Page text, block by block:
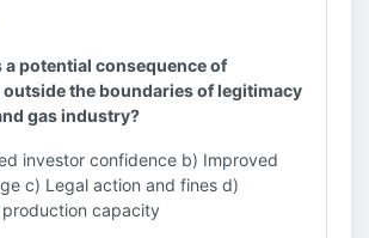
a potential consequence of
the boundaries of legitimacy
gas industry?
investor confidence b) Improved
c) Legal action and fines d)
production capacity